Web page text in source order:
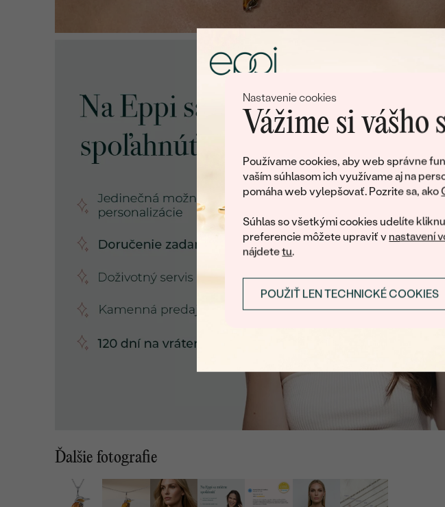
Nastavenie cookies
Vážime si vášho
Používame cookies, aby web správne
vaším súhlasom ich využívame aj na
pomáha web vylepšovať. Pozrite sa, ako
Súhlas so všetkými cookies udelíte
preferencie môžete upraviť v nastavení
nájdetetu.
POUŽIŤ LEN TECHNICKÉ COOKIES
Ďalšie fotografie